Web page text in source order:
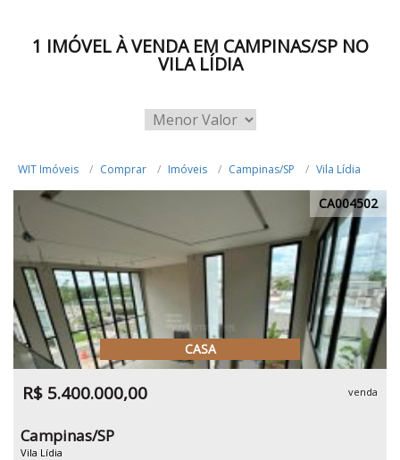
1 IMÓVEL À VENDA EM CAMPINAS/SP NO
VILA LÍDIA
WIT Imóveis Comprar Imóveis Campinas/SP Vila Lídia
CA004502
CASA
R$ 5.400.000,00 venda
Campinas/SP
Vila Lídia